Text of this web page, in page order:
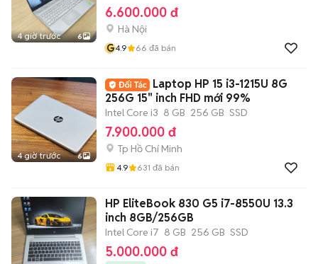
4 giờ trước 6
6.600.000 đ
Hà Nội
G4.9 66 đã bán
4 giờ trước 6
Laptop HP 15 i3-1215U 8G
256G 15" inch FHD mới 99%
Intel Core i3 8 GB 256 GB SSD
7.900.000 đ
Tp Hồ Chí Minh
4.9 631 đã bán
HP EliteBook 830 G5 i7-8550U 13.3
inch 8GB/256GB
Intel Core i7 8 GB 256 GB SSD
5.000.000 đ